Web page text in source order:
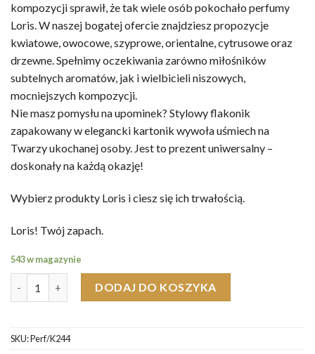
kompozycji sprawił, że tak wiele osób pokochało perfumy
Loris. W naszej bogatej ofercie znajdziesz propozycje
kwiatowe, owocowe, szyprowe, orientalne, cytrusowe oraz
drzewne. Spełnimy oczekiwania zarówno miłośników
subtelnych aromatów, jak i wielbicieli niszowych,
mocniejszych kompozycji.
Nie masz pomysłu na upominek? Stylowy flakonik
zapakowany w elegancki kartonik wywoła uśmiech na
Twarzy ukochanej osoby. Jest to prezent uniwersalny –
doskonały na każdą okazję!
Wybierz produkty Loris i ciesz się ich trwałością.
Loris! Twój zapach.
543 w magazynie
ilość Loris K244 Chol Chol Perfumy Damskie
DODAJ DO KOSZYKA
SKU:Perf/K244